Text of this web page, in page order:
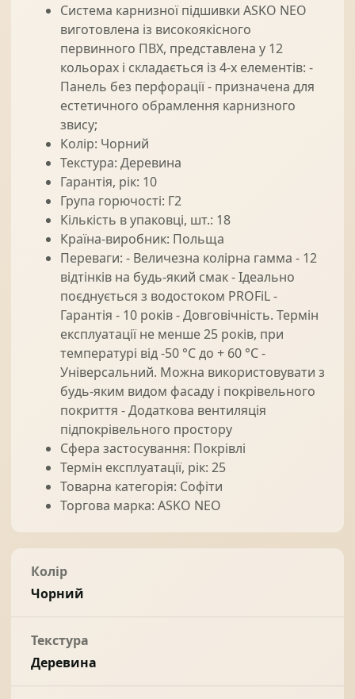
Система карнизної підшивки ASKO NEO
виготовлена із високоякісного
первинного ПВХ, представлена у 12
кольорах і складається із 4-х елементів: -
Панель без перфорації - призначена для
естетичного обрамлення карнизного
звису;
Колір: Чорний
Текстура: Деревина
Гарантія, рік: 10
Група горючості: Г2
Кількість в упаковці, шт.: 18
Країна-виробник: Польща
Переваги: - Величезна колірна гамма - 12
відтінків на будь-який смак - Ідеально
поєднується з водостоком PROFiL -
Гарантія - 10 років - Довговічність. Термін
експлуатації не менше 25 років, при
температурі від -50 °C до + 60 °C -
Універсальний. Можна використовувати з
будь-яким видом фасаду і покрівельного
покриття - Додаткова вентиляція
підпокрівельного простору
Сфера застосування: Покрівлі
Термін експлуатації, рік: 25
Товарна категорія: Софіти
Торгова марка: ASKO NEO
Колір
Чорний
Текстура
Деревина